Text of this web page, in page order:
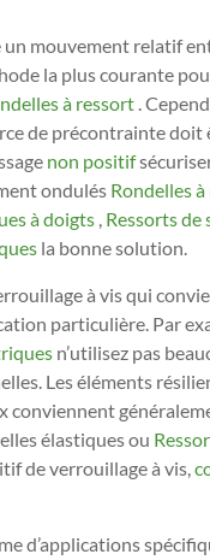
mouvement relatif
la plus courante
à ressort.
de précontrainte doit
non positif
ondulésRondelles à
à doigts,Ressorts de
la bonne solution.
à vis qui
particulière. Par
n’utilisez pas
Les éléments
conviennent
élastiques ou
de verrouillage à vis,
d’applications